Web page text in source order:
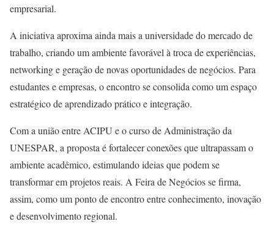
empresarial.
A iniciativa aproxima ainda mais a universidade do mercado de
trabalho, criando um ambiente favorável à troca de experiências,
networking e geração de novas oportunidades de negócios. Para
estudantes e empresas, o encontro se consolida como um espaço
estratégico de aprendizado prático e integração.
Com a união entre ACIPU e o curso de Administração da
UNESPAR, a proposta é fortalecer conexões que ultrapassam o
ambiente acadêmico, estimulando ideias que podem se
transformar em projetos reais. A Feira de Negócios se firma,
assim, como um ponto de encontro entre conhecimento, inovação
e desenvolvimento regional.